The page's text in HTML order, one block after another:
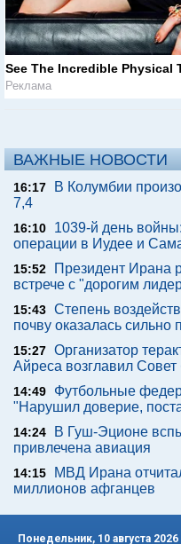
See The Incredible Physical
Реклама
ВАЖНЫЕ НОВОСТИ
16:17
В Колумбии
7,4
16:10
1039-й день
операции в Иудее и
15:52
Президент Ирана
встрече с "дорогим
15:43 Степень
почву оказалась сильно
15:27 Организатор
Айреса возглавил
14:49
Футбольные
"Нарушил доверие,
14:24
В Гуш-Эционе
привлечена авиация
14:15
МВД Ирана
миллионов афганцев
Понедельник, 10 августа 2026